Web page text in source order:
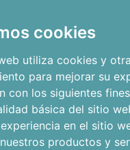
cookies
utiliza cookies y
para mejorar su
con los siguientes
básica del sitio
en el sitio
productos y